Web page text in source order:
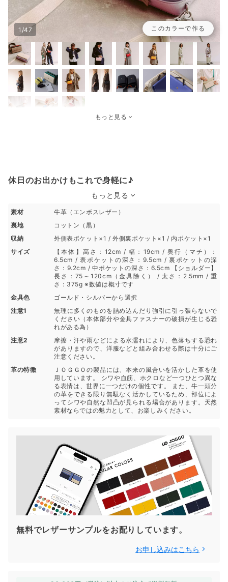
1/47 このカラーで作る
もっと見る
休日のお出かけもこれで身軽に♪
もっと見る
素材
牛革（エンボスレザー）
裏地
コットン（黒）
収納
外側表ポケット×1 / 外側裏ポケット×1 / 内ポケット×1
サイズ
【本体】高さ：12cm / 幅：19cm / 奥行（マチ）：
6.5cm / 表ポケットの深さ：9.5cm / 裏ポケットの深
さ：9.2cm / 中ポケットの深さ：6.5cm 【ショルダー】
長さ：75～120cm（金具除く） / 太さ：2.5mm / 重
さ：375g ※数値は概寸です
金具色
ゴールド・シルバーから選択
注意1
無理に多くのものを詰め込んだり強引に引っ張らないで
ください（本体部分や金具ファスナーの破損が生じる恐
れがある為）
注意2
摩擦・汗や雨などによる水濡れにより、色落ちする恐れ
がありますので、洋服などと組み合わせる際は十分にご
注意ください。
革の特徴
ＪＯＧＧＯの製品には、本来の風合いを活かした革を使
用しています。 シワや血筋、ホクロなど一つひとつ異な
る表情は、世界に一つだけの個性です。 また、牛一頭分
の革をできる限り無駄なく活かしているため、部位によ
ってシワや自然な凹凸が見られる場合があります。天然
素材ならではの魅力として、お楽しみください。
無料でレザーサンプルをお配りしています。
お申し込みはこちら